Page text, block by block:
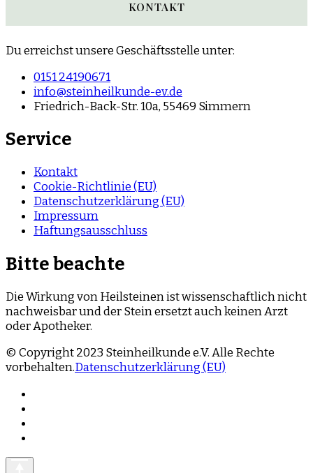
KONTAKT
Du erreichst unsere Geschäftsstelle unter:
0151 24190671
info@steinheilkunde-ev.de
Friedrich-Back-Str. 10a, 55469 Simmern
Service
Kontakt
Cookie-Richtlinie (EU)
Datenschutzerklärung (EU)
Impressum
Haftungsausschluss
Bitte beachte
Die Wirkung von Heilsteinen ist wissenschaftlich nicht
nachweisbar und der Stein ersetzt auch keinen Arzt
oder Apotheker.
© Copyright 2023 Steinheilkunde e.V. Alle Rechte
vorbehalten.Datenschutzerklärung (EU)